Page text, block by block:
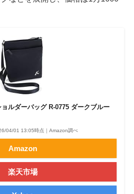
ルダーバッグ R-0775 ダークブルー
04/01 13:05時点｜Amazon調べ
Amazon
楽天市場